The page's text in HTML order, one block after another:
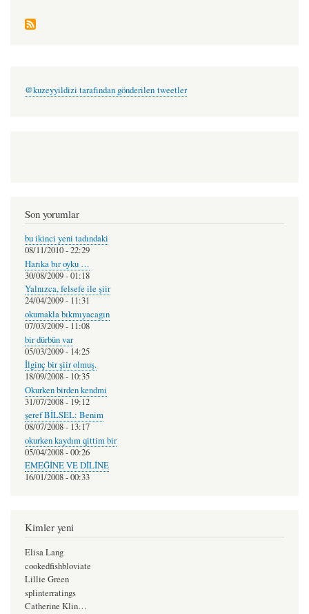
@kuzeyyildizi tarafından gönderilen tweetler
Son yorumlar
bu ikinci yeni tadındaki
08/11/2010 - 22:29
Harıka bır oyku …
30/08/2009 - 01:18
Yalnızca, felsefe ile şiir
24/04/2009 - 11:31
okumakla bıkmıyacagın
07/03/2009 - 11:08
bir dürbün var
05/03/2009 - 14:25
İlginç bir şiir olmuş.
18/09/2008 - 10:35
Okurken birden kendmi
31/07/2008 - 19:12
şeref BİLSEL: Benim
08/07/2008 - 13:17
okurken kaydım qittim bir
05/04/2008 - 00:26
EMEĞİNE VE DİLİNE
16/01/2008 - 00:33
Kimler yeni
Elisa Lang
cookedfishbloviate
Lillie Green
splinterratings
Catherine Klin…